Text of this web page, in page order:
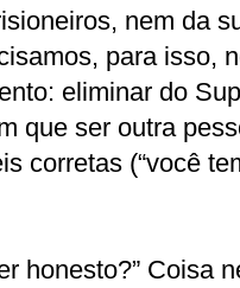
nem da
para isso,
eliminar do
que ser outra
corretas (“você
honesto?” Coisa